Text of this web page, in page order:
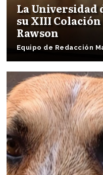
La Universidad
su XIII
Rawson
Equipo de Redacción